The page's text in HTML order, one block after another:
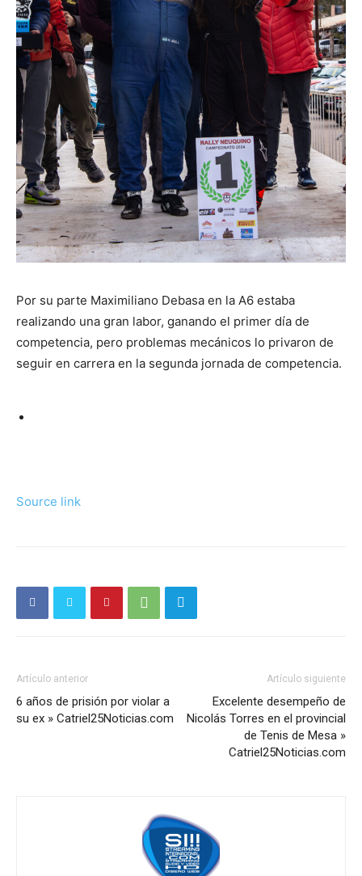
Por su parte Maximiliano Debasa en la A6 estaba
realizando una gran labor, ganando el primer día de
competencia, pero problemas mecánicos lo privaron de
seguir en carrera en la segunda jornada de competencia.
Source link
Artículo anterior
6 años de prisión por violar a
su ex » Catriel25Noticias.com
Artículo siguiente
Excelente desempeño de
Nicolás Torres en el provincial
de Tenis de Mesa »
Catriel25Noticias.com